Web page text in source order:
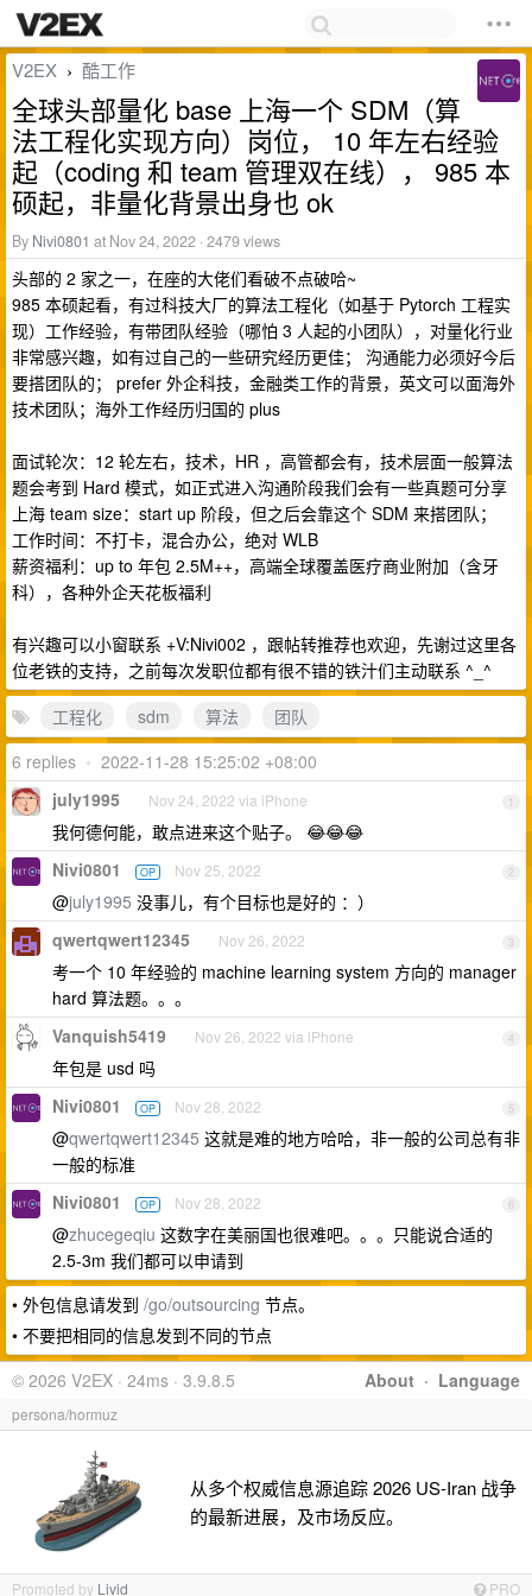
V2EX › 酷工作
全球头部量化 base 上海一个 SDM（算
法工程化实现方向）岗位， 10 年左右经验
起（coding 和 team 管理双在线）， 985 本
硕起，非量化背景出身也 ok
By Nivi0801 at Nov 24, 2022 · 2479 views
头部的 2 家之一，在座的大佬们看破不点破哈~
985 本硕起看，有过科技大厂的算法工程化（如基于 Pytorch 工程实
现）工作经验，有带团队经验（哪怕 3 人起的小团队），对量化行业
非常感兴趣，如有过自己的一些研究经历更佳； 沟通能力必须好今后
要搭团队的； prefer 外企科技，金融类工作的背景，英文可以面海外
技术团队；海外工作经历归国的 plus
面试轮次：12 轮左右，技术，HR ，高管都会有，技术层面一般算法
题会考到 Hard 模式，如正式进入沟通阶段我们会有一些真题可分享
上海 team size：start up 阶段，但之后会靠这个 SDM 来搭团队；
工作时间：不打卡，混合办公，绝对 WLB
薪资福利：up to 年包 2.5M++，高端全球覆盖医疗商业附加（含牙
科），各种外企天花板福利
有兴趣可以小窗联系 +V:Nivi002 ，跟帖转推荐也欢迎，先谢过这里各
位老铁的支持，之前每次发职位都有很不错的铁汁们主动联系 ^_^
工程化
sdm 算法
团队
6 replies • 2022-11-28 15:25:02 +08:00
1
july1995 Nov 24, 2022 via iPhone
我何德何能，敢点进来这个贴子。 😂😂😂
2
Nivi0801 OP Nov 25, 2022
@july1995 没事儿，有个目标也是好的 ：）
3
qwertqwert12345 Nov 26, 2022
考一个 10 年经验的 machine learning system 方向的 manager
hard 算法题。。。
4
Vanquish5419 Nov 26, 2022 via iPhone
年包是 usd 吗
5
Nivi0801 OP Nov 28, 2022
@qwertqwert12345 这就是难的地方哈哈，非一般的公司总有非
一般的标准
6
Nivi0801 OP Nov 28, 2022
@zhucegeqiu 这数字在美丽国也很难吧。。。只能说合适的
2.5-3m 我们都可以申请到
• 外包信息请发到 /go/outsourcing 节点。
• 不要把相同的信息发到不同的节点
About · Language
© 2026 V2EX · 24ms · 3.9.8.5
persona/hormuz
从多个权威信息源追踪 2026 US-Iran 战争
的最新进展，及市场反应。
Promoted by Livid PRO